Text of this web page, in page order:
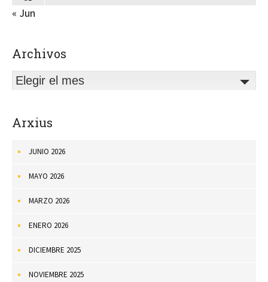
« Jun
Archivos
Elegir el mes
Arxius
JUNIO 2026
MAYO 2026
MARZO 2026
ENERO 2026
DICIEMBRE 2025
NOVIEMBRE 2025